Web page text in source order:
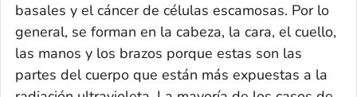
basales y el cáncer de células escamosas. Por lo
general, se forman en la cabeza, la cara, el cuello,
las manos y los brazos porque estas son las
partes del cuerpo que están más expuestas a la